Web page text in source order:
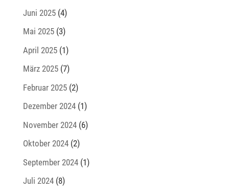
Juni 2025(4)
Mai 2025(3)
April 2025(1)
März 2025(7)
Februar 2025(2)
Dezember 2024(1)
November 2024(6)
Oktober 2024(2)
September 2024(1)
Juli 2024(8)